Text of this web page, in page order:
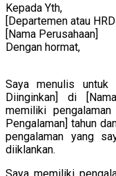
Kepada Yth,
[Departemen atau
[Nama Perusahaan]
Dengan hormat,
Saya menulis
Diinginkan] di
memiliki
Pengalaman] tahun
pengalaman yang
diiklankan.